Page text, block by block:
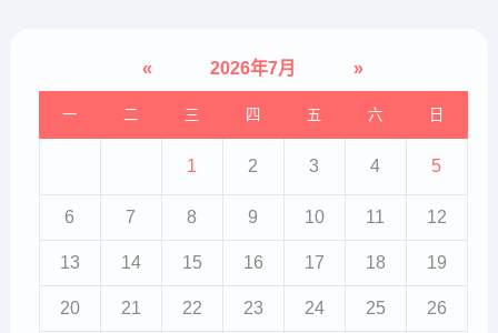
« 2026年7月 »
一 二 三 四 五 六 日
1 2 3 4 5
6 7 8 9 10 11 12
13 14 15 16 17 18 19
20 21 22 23 24 25 26